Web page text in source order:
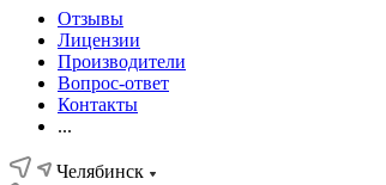
Отзывы
Лицензии
Производители
Вопрос-ответ
Контакты
...
Челябинск